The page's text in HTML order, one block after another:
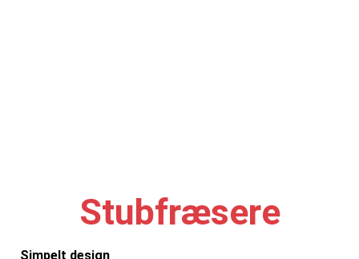
Stubfræsere
Simpelt design